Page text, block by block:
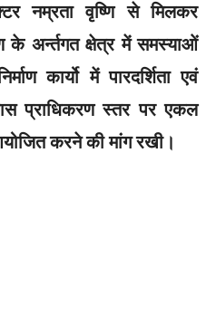
नम्रता वृष्णि से मिलकर
के अर्न्तगत क्षेत्र में समस्याओं
कार्यो में पारदर्शिता एवं
प्राधिकरण स्तर पर एकल
करने की मांग रखी।